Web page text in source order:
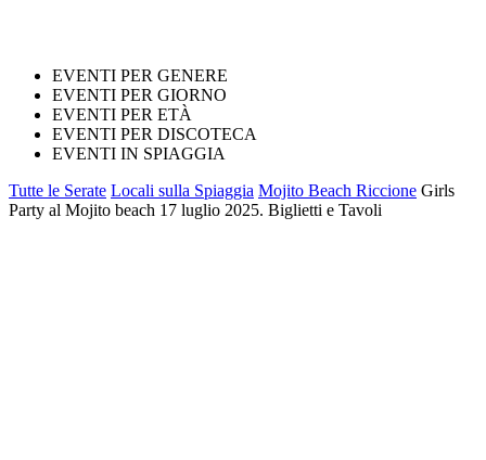
EVENTI PER GENERE
EVENTI PER GIORNO
EVENTI PER ETÀ
EVENTI PER DISCOTECA
EVENTI IN SPIAGGIA
Tutte le Serate Locali sulla Spiaggia Mojito Beach Riccione Girls
Party al Mojito beach 17 luglio 2025. Biglietti e Tavoli